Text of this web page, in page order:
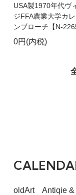
USA製1970年代ヴ
ジFFA農業大学カ
ンブローチ【N-
0円(内税)
oldArt Antiqie &